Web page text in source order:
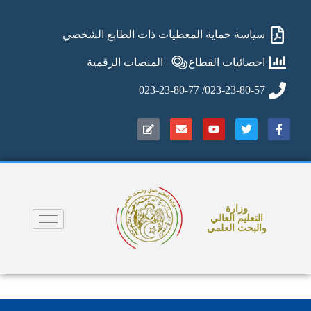
سياسة حماية المعطيات ذات الطابع الشخصي
احصائيات القطاع المنصات الرقمية
023-23-80-57/ 023-23-80-77
وزارة
التعليم العالي
والبحث العلمي